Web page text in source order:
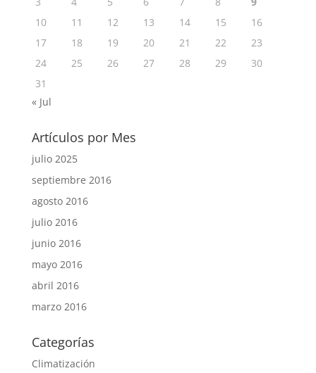
10
11 12 13 14 15
16
17
18 19 20 21 22
23
24
25 26 27 28 29
30
31
« Jul
Artículos por Mes
julio 2025
septiembre 2016
agosto 2016
julio 2016
junio 2016
mayo 2016
abril 2016
marzo 2016
Categorías
Climatización